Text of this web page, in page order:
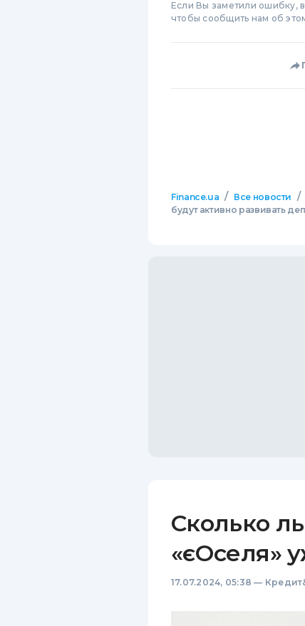
Если Вы заметили ошибку,
чтобы сообщить нам об
Finance.ua / Все новости /
будут активно развивать
Сколько
«єОселя»
17.07.2024, 05:38 —